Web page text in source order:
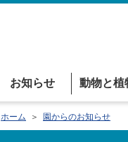
お知らせ 動物と植
ホーム ＞ 園からのお知らせ